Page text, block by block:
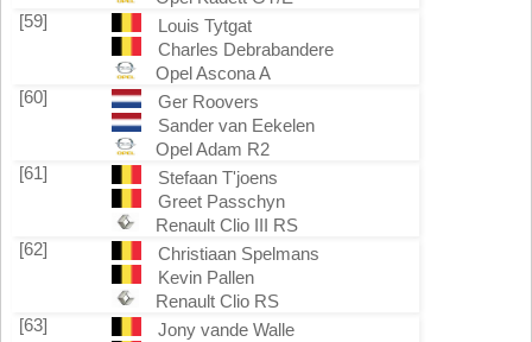
[59]
Louis Tytgat
Charles Debrabandere
Opel Ascona A
[60]
Ger Roovers
Sander van Eekelen
Opel Adam R2
[61]
Stefaan T'joens
Greet Passchyn
Renault Clio III RS
[62]
Christiaan Spelmans
Kevin Pallen
Renault Clio RS
[63]
Jony vande Walle